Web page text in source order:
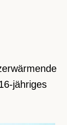
jähriges